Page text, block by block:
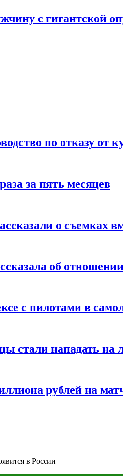
с гигантской
по отказу от
за пять месяцев
о съемках
об
с пилотами в
стали нападать на
рублей на
в России